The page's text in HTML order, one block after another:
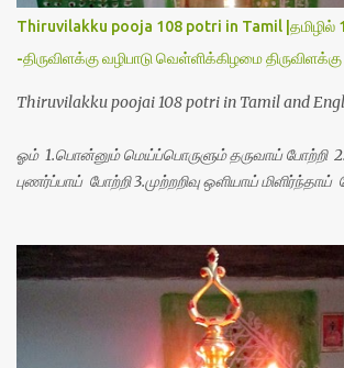
Thiruvilakku pooja 108 potri in Tamil |தமிழில்
-திருவிளக்கு வழிபாடு வெள்ளிக்கிழமை
Thiruvilakku poojai 108 potri in Tamil and
ஓம் 1.பொன்னும் மெய்ப்பொருளும் தருவாய் போற்றி
புணர்ப்பாய் போற்றி 3.முற்றறிவு ஒளியாய் மிளிர்ந்தாய்
8.பிறர்வயமாகா பெரியோய் போற்றி 9.பேரின்பப்
போற்றி 10.பேரருட்கடலாம் பேரரு...